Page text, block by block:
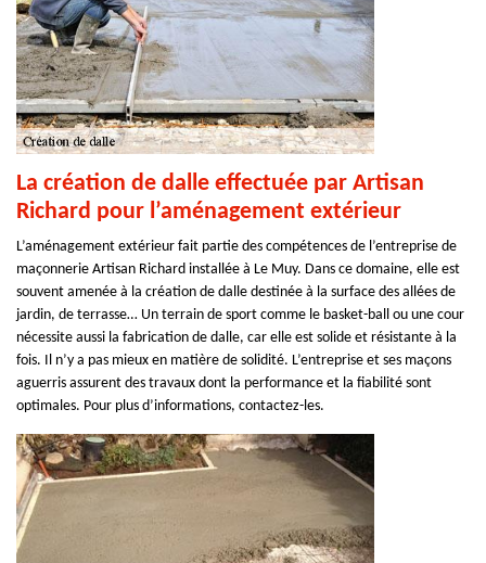
La création de dalle effectuée par Artisan
Richard pour l’aménagement extérieur
L’aménagement extérieur fait partie des compétences de l’entreprise de
maçonnerie Artisan Richard installée à Le Muy. Dans ce domaine, elle est
souvent amenée à la création de dalle destinée à la surface des allées de
jardin, de terrasse… Un terrain de sport comme le basket-ball ou une cour
nécessite aussi la fabrication de dalle, car elle est solide et résistante à la
fois. Il n’y a pas mieux en matière de solidité. L’entreprise et ses maçons
aguerris assurent des travaux dont la performance et la fiabilité sont
optimales. Pour plus d’informations, contactez-les.